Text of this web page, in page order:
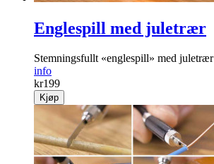
Englespill med juletrær
Stemningsfullt «englespill» med juletrær
info
kr199
Kjøp